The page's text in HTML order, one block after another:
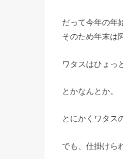
だって今年の年
そのため年末は
ワタスはひょっ
とかなんとか。
とにかくワタス
でも、仕掛けら